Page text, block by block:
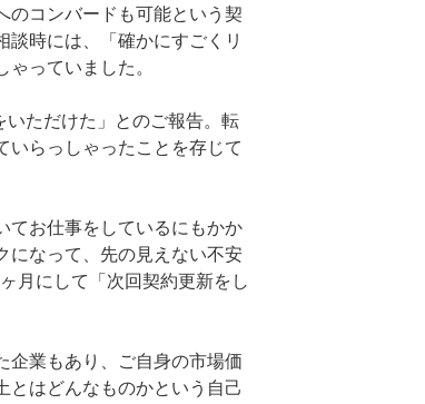
のコンバードも可能という契
談時には、「 確かにすごくリ
っていました。
ただけた」とのご報告。転
いらっしゃったことを存じて
てお仕事をしているにもかか
になって、先の見えない不安
月にして「次回契約更新をし
企業もあり、ご自身の市場価
とはどんなものかという自己